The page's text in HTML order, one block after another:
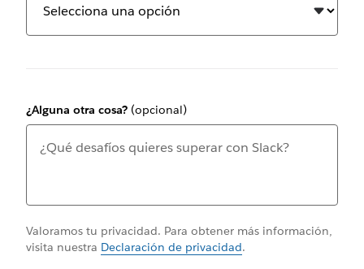
¿Alguna otra cosa? (opcional)
Valoramos tu privacidad. Para obtener más información,
visita nuestra Declaración de privacidad.